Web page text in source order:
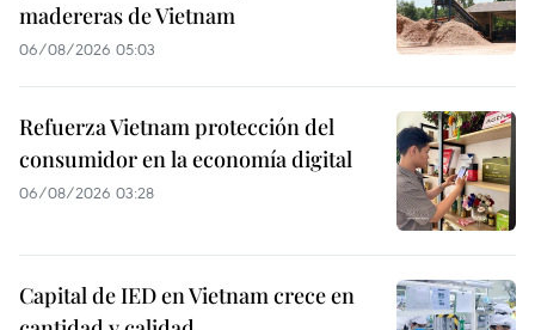
madereras de Vietnam
06/08/2026 05:03
Refuerza Vietnam protección del
consumidor en la economía digital
06/08/2026 03:28
Capital de IED en Vietnam crece en